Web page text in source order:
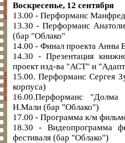
Воскресенье, 12 сентября
13.00 - Перформанс
13.30 - Перформанс
(бар "Облако"
14.00 - Финал проекта Анны
14.30 - Презентация
проект изд-ва "АСТ" и
15.00. Перформанс Сергея
корпуса)
16.00.Перформанс
Н.Мали (бар "Облако")
17.00 - Программа к/м
18.30 - Видеопрограмма
фестиваля (бар "Облако")